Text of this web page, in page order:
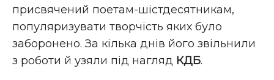
присвячений поетам-шістдесятникам,
популяризувати творчість яких було
заборонено. За кілька днів його звільнили
з роботи й узяли під нагляд КДБ.